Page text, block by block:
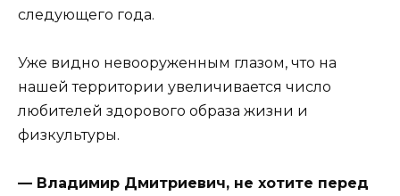
следующего года.
Уже видно невооруженным глазом, что на
нашей территории увеличивается число
любителей здорового образа жизни и
физкультуры.
— Владимир Дмитриевич, не хотите перед